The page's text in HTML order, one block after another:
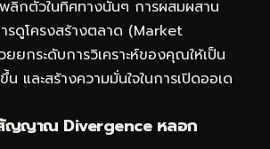
ลิกตัวในทิศทางนั้นๆ การผสมผสาน
รดูโครงสร้างตลาด (Market
ยกระดับการวิเคราะห์ของคุณให้เป็น
และสร้างความมั่นใจในการเปิดออเด
ญญาณ Divergence หลอก